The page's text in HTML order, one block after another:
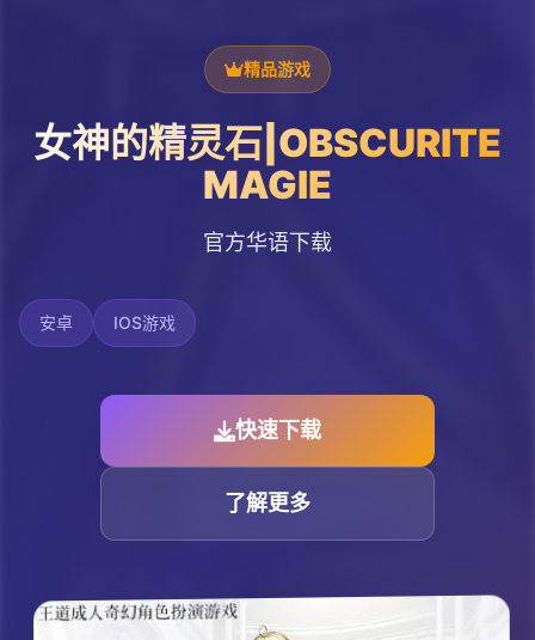
精品游戏
女神的精灵石|OBSCURITE
MAGIE
官方华语下载
安卓 IOS游戏
快速下载
了解更多